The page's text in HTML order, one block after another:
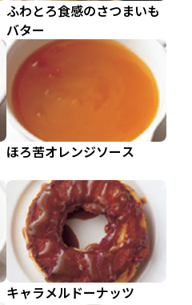
ふわとろ食感のさつまいも
バター
ほろ苦オレンジソース
キャラメルドーナッツ